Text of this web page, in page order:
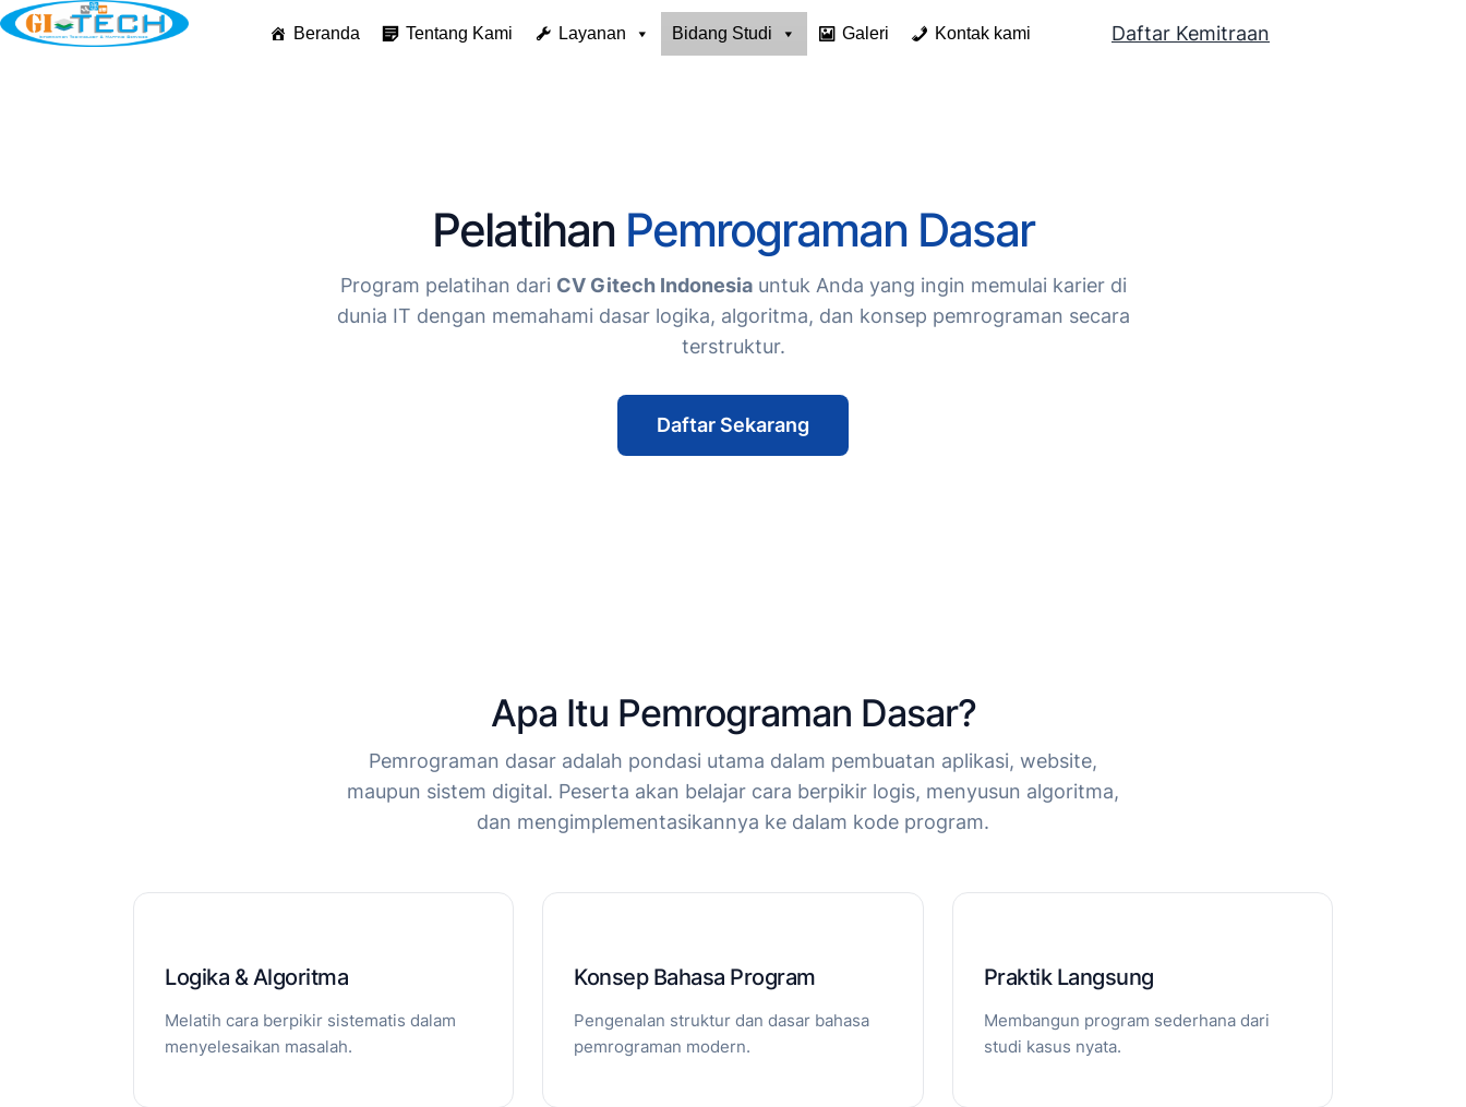
Beranda Tentang Kami Layanan Bidang Studi Galeri Kontak kami Daftar Kemitraan
Pelatihan Pemrograman Dasar
Program pelatihan dari CV Gitech Indonesiauntuk Anda yang ingin memulai karier di
dunia IT dengan memahami dasar logika, algoritma, dan konsep pemrograman secara
terstruktur.
Daftar Sekarang
Apa Itu Pemrograman Dasar?
Pemrograman dasar adalah pondasi utama dalam pembuatan aplikasi, website,
maupun sistem digital. Peserta akan belajar cara berpikir logis, menyusun algoritma,
dan mengimplementasikannya ke dalam kode program.
Logika & Algoritma
Melatih cara berpikir sistematis dalam
menyelesaikan masalah.
Konsep Bahasa Program
Pengenalan struktur dan dasar bahasa
pemrograman modern.
Praktik Langsung
Membangun program sederhana dari
studi kasus nyata.